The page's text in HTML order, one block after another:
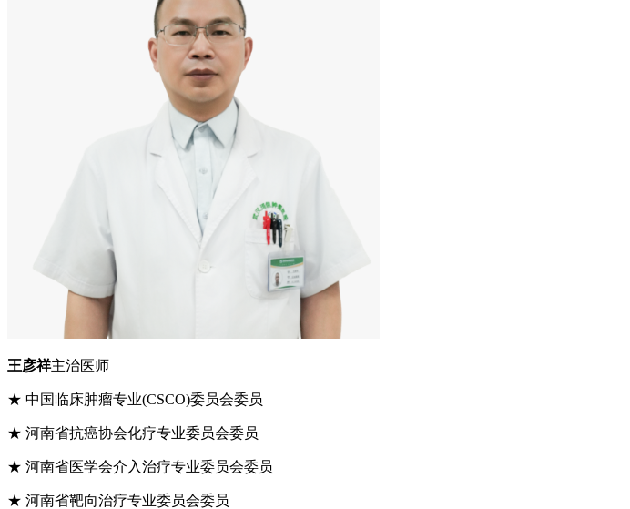
王彦祥主治医师
★ 中国临床肿瘤专业(CSCO)委员会委员
★ 河南省抗癌协会化疗专业委员会委员
★ 河南省医学会介入治疗专业委员会委员
★ 河南省靶向治疗专业委员会委员